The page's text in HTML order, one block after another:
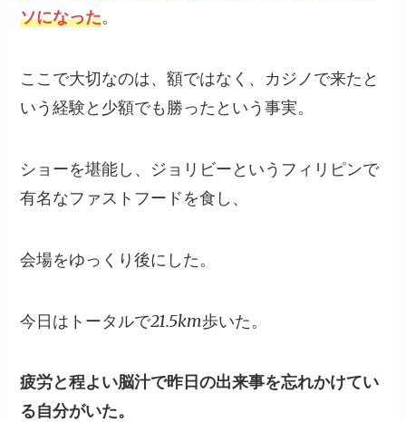
ソになった。
ここで大切なのは、額ではなく、カジノで来たと
いう経験と少額でも勝ったという事実。
ショーを堪能し、ジョリビーというフィリピンで
有名なファストフードを食し、
会場をゆっくり後にした。
今日はトータルで21.5km歩いた。
疲労と程よい脳汁で昨日の出来事を忘れかけてい
る自分がいた。